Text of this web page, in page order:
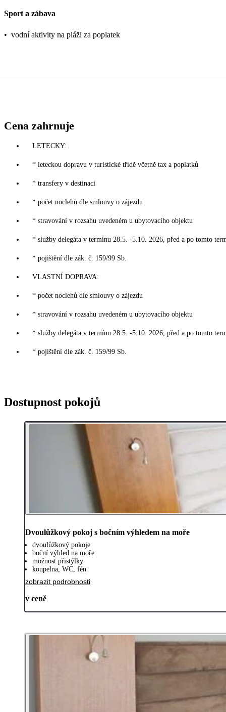
Sport a zábava
• vodní aktivity na pláži za poplatek
Cena zahrnuje
LETECKY:
* leteckou dopravu v turistické třídě včetně tax a poplatků
* transfery v destinaci
* počet noclehů dle smlouvy o zájezdu
* stravování v rozsahu uvedeném u ubytovacího objektu
* služby delegáta v termínu 28.5. -5.10. 2026, před a po tomto
* pojištění dle zák. č. 159/99 Sb.
VLASTNÍ DOPRAVA:
* počet noclehů dle smlouvy o zájezdu
* stravování v rozsahu uvedeném u ubytovacího objektu
* služby delegáta v termínu 28.5. -5.10. 2026, před a po tomto
* pojištění dle zák. č. 159/99 Sb.
Dostupnost pokojů
Dvoulůžkový pokoj s bočním výhledem na moře
dvoulůžkový pokoje
boční výhled na moře
možnost přistýlky
koupelna, WC, fén
zobrazit podrobnosti
v ceně